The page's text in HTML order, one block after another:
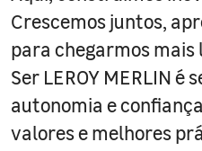
Crescemos juntos,
para chegarmos mais
Ser LEROY MERLIN
autonomia e
valores e melhores